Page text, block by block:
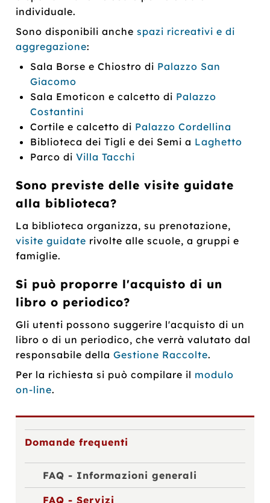
individuale.
Sono disponibili anchespazi ricreativi e di
aggregazione:
Sala Borse e Chiostro di Palazzo San
Giacomo
Sala Emoticon e calcetto di Palazzo
Costantini
Cortile e calcetto di Palazzo Cordellina
Biblioteca dei Tigli e dei Semi a Laghetto
Parco diVilla Tacchi
Sono previste delle visite guidate
alla biblioteca?
La biblioteca organizza, su prenotazione,
visite guidate rivolte alle scuole, a gruppi e
famiglie.
Si può proporre l'acquisto di un
libro o periodico?
Gli utenti possono suggerire l'acquisto di un
libro o di un periodico, che verrà valutato dal
responsabile dellaGestione Raccolte.
Per la richiesta si può compilare il modulo
on-line.
Domande frequenti
FAQ - Informazioni generali
FAQ - Servizi